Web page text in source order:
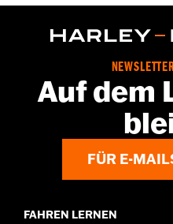
und 25701043.
Installationsanleitung
'66 Kollektion
In Einheiten erhältlich:Jeweils
In der Box:Befestigungsteile
GARANTIE:
Für den Wechsel
Auf dem
FÜR E-
FAHREN LERNEN